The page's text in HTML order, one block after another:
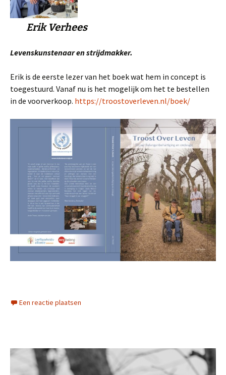
Erik Verhees
Levenskunstenaar en strijdmakker.
Erik is de eerste lezer van het boek wat hem in concept is
toegestuurd. Vanaf nu is het mogelijk om het te bestellen
in de voorverkoop. https://troostoverleven.nl/boek/
Een reactie plaatsen